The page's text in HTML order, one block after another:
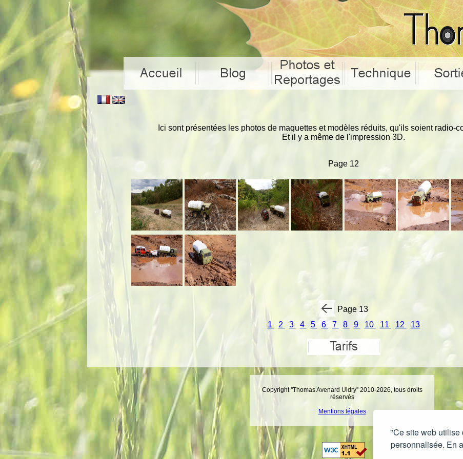
"Ce site web utilise
personnalisée. En
Ici sont présentées les photos de maquettes et modèles réduits, qu'ils soient radio-
Et il y a même de l'impression 3D.
Page 12
Page 13
1
2 3 4 5 6 7 8 9 10 11 12 13
Copyright ''Thomas Avenard Uldry'' 2010-2026, tous droits
réservés
Mentions légales